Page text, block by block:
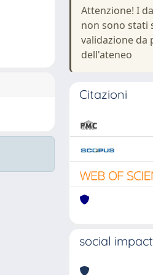
Attenzione! I
non sono stati
validazione da
dell'ateneo
Citazioni
social impact